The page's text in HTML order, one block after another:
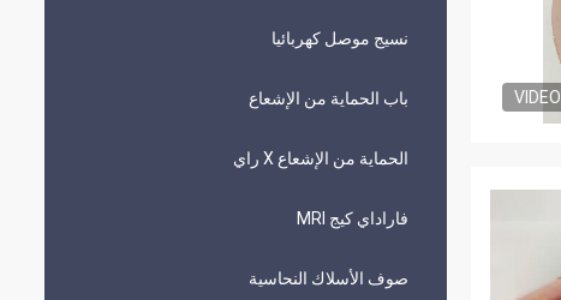
نسيج موصل كهربائيا
باب الحماية من الإشعاع
الحماية من الإشعاع X راي
فاراداي كيج MRI
صوف الأسلاك النحاسية
VIDEO